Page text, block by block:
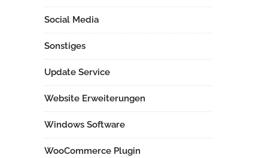
Social Media
Sonstiges
Update Service
Website Erweiterungen
Windows Software
WooCommerce Plugin